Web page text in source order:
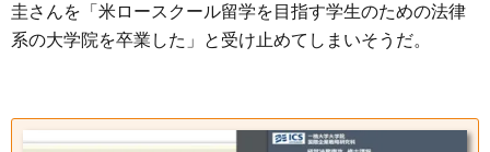
圭さんを「米ロースクール留学を目指す学生のための法律
系の大学院を卒業した」と受け止めてしまいそうだ。